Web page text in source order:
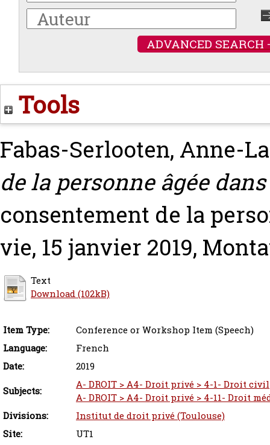
ADVANCED SEARCH
Tools
Fabas-Serlooten, Anne-
de la personne âgée
consentement de la
vie, 15 janvier 2019,
Text
Download (102kB)
Item Type:
Conference or Workshop Item (Speech)
Language:
French
Date:
2019
Subjects:
A- DROIT > A4- Droit privé > 4-1- Droit civil
A- DROIT > A4- Droit privé > 4-11- Droit
Divisions:
Institut de droit privé (Toulouse)
Site:
UT1